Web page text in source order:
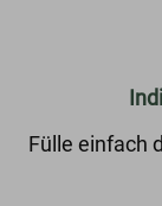
Fülle einfach